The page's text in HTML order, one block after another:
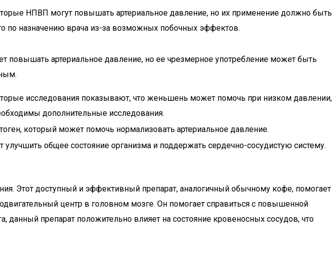
НПВП могут повышать артериальное давление, но их применение должно быть
по назначению врача из-за возможных побочных эффектов.
повышать артериальное давление, но ее чрезмерное употребление может быть
исследования показывают, что женьшень может помочь при низком давлении,
дополнительные исследования.
который может помочь нормализовать артериальное давление.
улучшить общее состояние организма и поддержать сердечно-сосудистую систему.
Этот доступный и эффективный препарат, аналогичный обычному кофе, помогает
центр в головном мозге. Он помогает справиться с повышенной
препарат положительно влияет на состояние кровеносных сосудов, что